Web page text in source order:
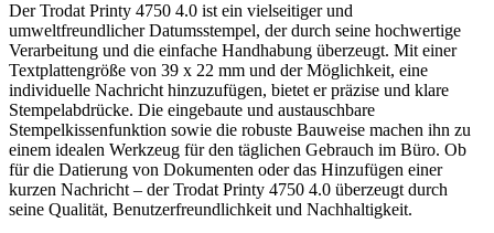
Der Trodat Printy 4750 4.0 ist ein vielseitiger und
umweltfreundlicher Datumsstempel, der durch seine hochwertige
Verarbeitung und die einfache Handhabung überzeugt. Mit einer
Textplattengröße von 39 x 22 mm und der Möglichkeit, eine
individuelle Nachricht hinzuzufügen, bietet er präzise und klare
Stempelabdrücke. Die eingebaute und austauschbare
Stempelkissenfunktion sowie die robuste Bauweise machen ihn zu
einem idealen Werkzeug für den täglichen Gebrauch im Büro. Ob
für die Datierung von Dokumenten oder das Hinzufügen einer
kurzen Nachricht – der Trodat Printy 4750 4.0 überzeugt durch
seine Qualität, Benutzerfreundlichkeit und Nachhaltigkeit.